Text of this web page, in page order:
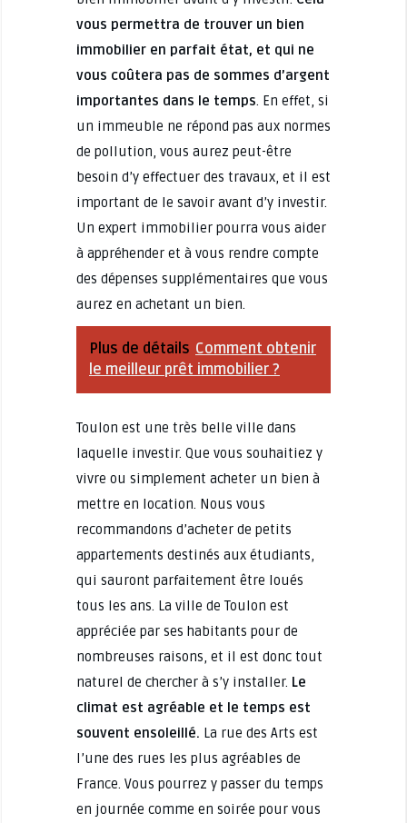
vous permettra de trouver un bien
immobilier en parfait état, et qui ne
vous coûtera pas de sommes d’argent
importantes dans le temps. En effet, si
un immeuble ne répond pas aux normes
de pollution, vous aurez peut-être
besoin d’y effectuer des travaux, et il est
important de le savoir avant d’y investir.
Un expert immobilier pourra vous aider
à appréhender et à vous rendre compte
des dépenses supplémentaires que vous
aurez en achetant un bien.
Plus de détails Comment obtenir
le meilleur prêt immobilier ?
Toulon est une très belle ville dans
laquelle investir. Que vous souhaitiez y
vivre ou simplement acheter un bien à
mettre en location. Nous vous
recommandons d’acheter de petits
appartements destinés aux étudiants,
qui sauront parfaitement être loués
tous les ans. La ville de Toulon est
appréciée par ses habitants pour de
nombreuses raisons, et il est donc tout
naturel de chercher à s’y installer. Le
climat est agréable et le temps est
souvent ensoleillé. La rue des Arts est
l’une des rues les plus agréables de
France. Vous pourrez y passer du temps
en journée comme en soirée pour vous